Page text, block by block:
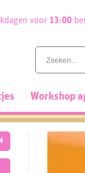
voor 13:00
Workshop